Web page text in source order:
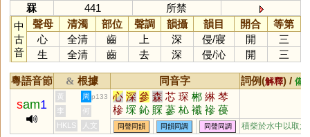
罧
441
所禁
中
古
音
聲母 清濁 部位 聲調 韻攝 韻目 開合
等第
心
全清 齒 上 深 侵/寢 開
三
生
全清 齒 去 深 侵/沁 開 三
粵語音節 & 根據 同音字 詞例(解釋) / 備
sam1
黃 周 p133 心 深 參 森 芯 琛 郴 綝 棽
槮 堔 鈊 賝 蔘 杺 襳 襂 葠
李
何
HKLS
人文 同聲同韻 同韻同調 同聲同調 積柴於水中以取魚